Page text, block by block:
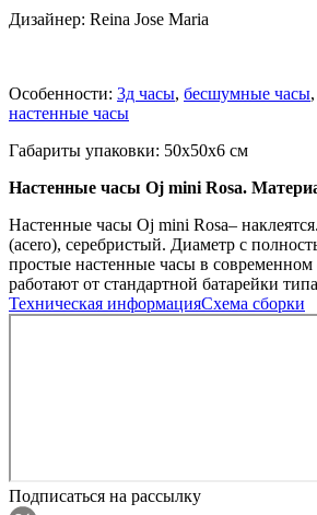
Дизайнер: Reina Jose Maria
Особенности: 3д часы, бесшумные часы,
настенные часы
Габариты упаковки: 50x50x6 см
Настенные часы Oj mini Rosa.
Настенные часы Oj mini Rosa–
(acero), серебристый. Диаметр с
простые настенные часы в современном
работают от стандартной батарейки
Техническая информацияСхема сборки
Подписаться на рассылку